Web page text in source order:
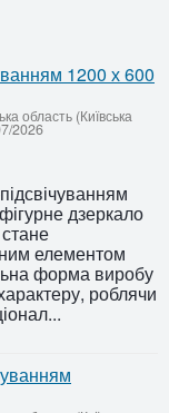
1200 х 600
область (Київська
2026
дзеркало
елементом
форма виробу
роблячи